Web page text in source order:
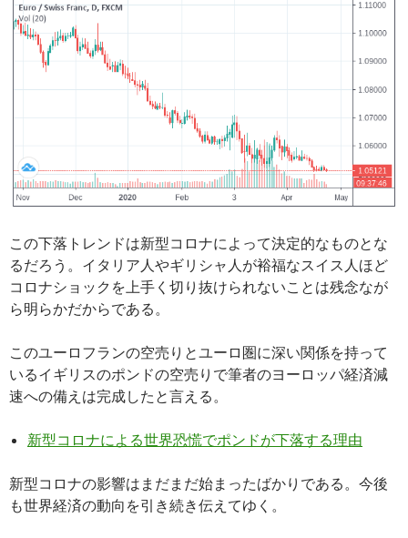
この下落トレンドは新型コロナによって決定的なものとな
るだろう。イタリア人やギリシャ人が裕福なスイス人ほど
コロナショックを上手く切り抜けられないことは残念なが
ら明らかだからである。
このユーロフランの空売りとユーロ圏に深い関係を持って
いるイギリスのポンドの空売りで筆者のヨーロッパ経済減
速への備えは完成したと言える。
新型コロナによる世界恐慌でポンドが下落する理由
新型コロナの影響はまだまだ始まったばかりである。今後
も世界経済の動向を引き続き伝えてゆく。